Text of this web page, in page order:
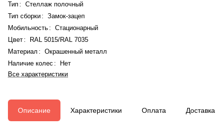
Тип : Стеллаж полочный
Тип сборки: Замок-зацеп
Мобильность : Стационарный
Цвет :
RAL 5015/RAL 7035
Материал : Окрашенный металл
Наличие колес :
Нет
Все характеристики
Описание Характеристики Оплата Доставка